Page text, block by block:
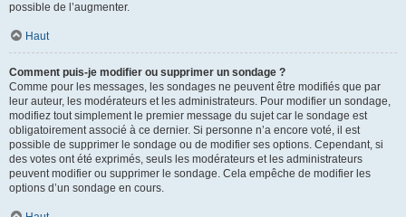
possible de l’augmenter.
Haut
Comment puis-je modifier ou supprimer un sondage ?
Comme pour les messages, les sondages ne peuvent être modifiés que par
leur auteur, les modérateurs et les administrateurs. Pour modifier un sondage,
modifiez tout simplement le premier message du sujet car le sondage est
obligatoirement associé à ce dernier. Si personne n’a encore voté, il est
possible de supprimer le sondage ou de modifier ses options. Cependant, si
des votes ont été exprimés, seuls les modérateurs et les administrateurs
peuvent modifier ou supprimer le sondage. Cela empêche de modifier les
options d’un sondage en cours.